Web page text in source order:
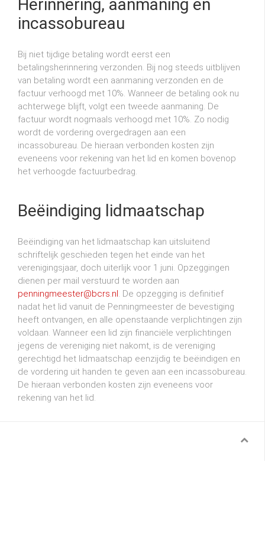
Herinnering, aanmaning en
incassobureau
Bij niet tijdige betaling wordt eerst een
betalingsherinnering verzonden. Bij nog steeds uitblijven
van betaling wordt een aanmaning verzonden en de
factuur verhoogd met 10%. Wanneer de betaling ook nu
achterwege blijft, volgt een tweede aanmaning. De
factuur wordt nogmaals verhoogd met 10%. Zo nodig
wordt de vordering overgedragen aan een
incassobureau. De hieraan verbonden kosten zijn
eveneens voor rekening van het lid en komen bovenop
het verhoogde factuurbedrag.
Beëindiging lidmaatschap
Beëindiging van het lidmaatschap kan uitsluitend
schriftelijk geschieden tegen het einde van het
verenigingsjaar, doch uiterlijk voor 1 juni. Opzeggingen
dienen per mail verstuurd te worden aan
penningmeester@bcrs.nl. De opzegging is definitief
nadat het lid vanuit de Penningmeester de bevestiging
heeft ontvangen, en alle openstaande verplichtingen zijn
voldaan. Wanneer een lid zijn financiële verplichtingen
jegens de vereniging niet nakomt, is de vereniging
gerechtigd het lidmaatschap eenzijdig te beëindigen en
de vordering uit handen te geven aan een incassobureau.
De hieraan verbonden kosten zijn eveneens voor
rekening van het lid.